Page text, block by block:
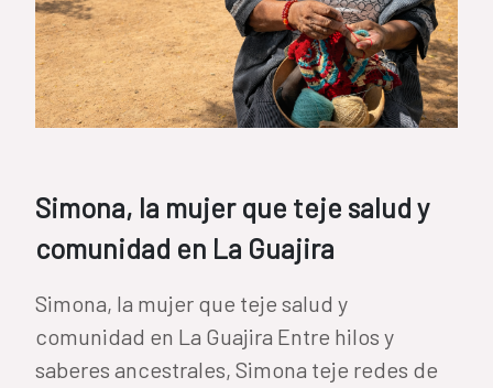
Simona, la mujer que teje salud y
comunidad en La Guajira
Simona, la mujer que teje salud y
comunidad en La Guajira Entre hilos y
saberes ancestrales, Simona teje redes de